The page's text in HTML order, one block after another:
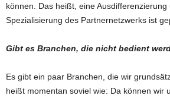
können. Das heißt, eine Ausdifferenzierung
Spezialisierung des Partnernetzwerks ist
Gibt es Branchen, die nicht bedient
Es gibt ein paar Branchen, die wir
heißt momentan soviel wie: Da können wir